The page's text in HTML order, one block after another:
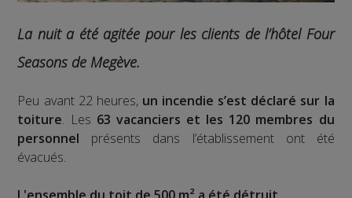
La nuit a été agitée pour les clients de l’hôtel Four
Seasons de Megève.
Peu avant 22 heures,un incendie s’est déclaré sur la
toiture. Les 63 vacanciers et les 120 membres du
personnel présents dans l’établissement ont été
évacués.